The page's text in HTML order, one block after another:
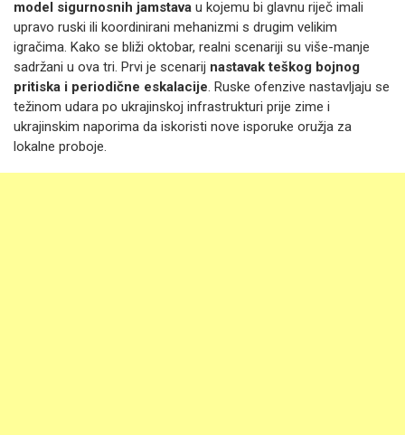
model sigurnosnih jamstava u kojemu bi glavnu riječ imali
upravo ruski ili koordinirani mehanizmi s drugim velikim
igračima. Kako se bliži oktobar, realni scenariji su više-manje
sadržani u ova tri. Prvi je scenarij nastavak teškog bojnog
pritiska i periodične eskalacije. Ruske ofenzive nastavljaju se
težinom udara po ukrajinskoj infrastrukturi prije zime i
ukrajinskim naporima da iskoristi nove isporuke oružja za
lokalne proboje.